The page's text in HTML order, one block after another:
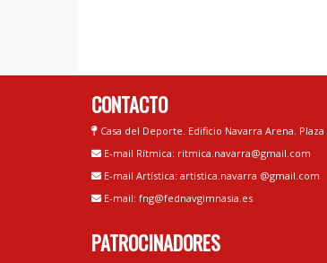
CONTACTO
Casa del Deporte. Edificio Navarra Arena.
E-mail Rítmica: ritmica.navarra@gmail.com
E-mail Artística: artistica.navarra @gmail.com
E-mail: fng@fednavgimnasia.es
PATROCINADORES